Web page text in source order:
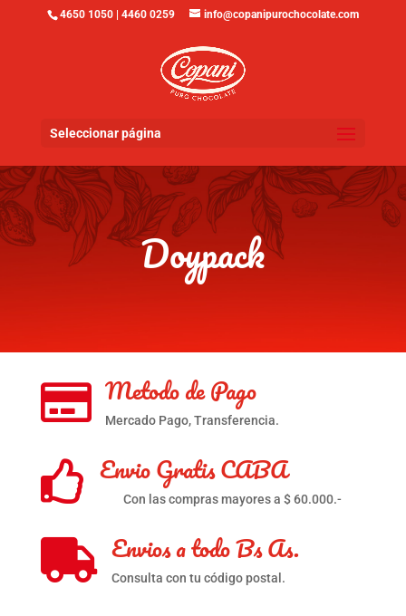
4650 1050 | 4460 0259 info@copanipurochocolate.com
Seleccionar página
Doypack
 Metodo de Pago
Mercado Pago, Transferencia.
 Envio Gratis CABA
Con las compras mayores a $ 60.000.-
 Envios a todo Bs As.
Consulta con tu código postal.